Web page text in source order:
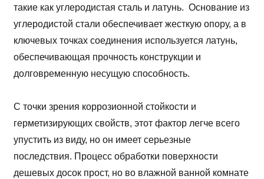
такие как углеродистая сталь и латунь. Основание из
углеродистой стали обеспечивает жесткую опору, а в
ключевых точках соединения используется латунь,
обеспечивающая прочность конструкции и
долговременную несущую способность.
С точки зрения коррозионной стойкости и
герметизирующих свойств, этот фактор легче всего
упустить из виду, но он имеет серьезные
последствия. Процесс обработки поверхности
дешевых досок прост, но во влажной ванной комнате